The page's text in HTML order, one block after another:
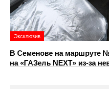
Эксклюзив
В Семенове на маршруте
на «ГАЗель NEXT» из‑за